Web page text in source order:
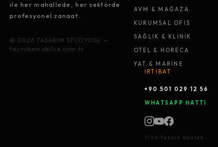
ile her mahallede, her sektörde
profesyonel zanaat.
© 2026 TASARIM STÜDYOSU —
tecrubemobilya.com.tr
AVM & MAĞAZA
KURUMSAL OFİS
SAĞLIK & KLİNİK
OTEL & HORECA
YAT & MARİNE
İRTİBAT
+90 501 029 12 56
WHATSAPP HATTI
7/24 Teknik Destek